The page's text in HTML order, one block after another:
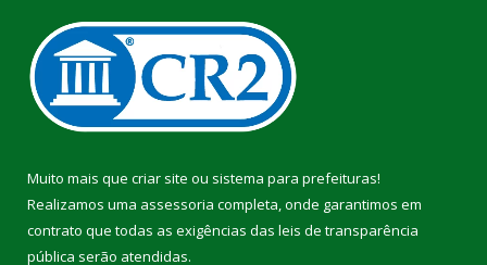
Muito mais que criar site ou sistema para prefeituras!
Realizamos uma assessoria completa, onde garantimos em
contrato que todas as exigências das leis de transparência
pública serão atendidas.